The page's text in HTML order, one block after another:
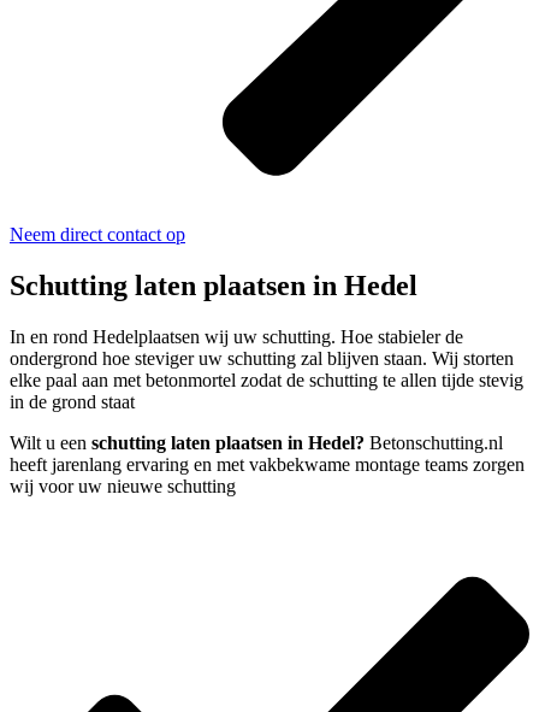
Neem direct contact op
Schutting laten plaatsen in Hedel
In en rond Hedelplaatsen wij uw schutting. Hoe stabieler de
ondergrond hoe steviger uw schutting zal blijven staan. Wij storten
elke paal aan met betonmortel zodat de schutting te allen tijde stevig
in de grond staat
Wilt u een schutting laten plaatsen in Hedel? Betonschutting.nl
heeft jarenlang ervaring en met vakbekwame montage teams zorgen
wij voor uw nieuwe schutting